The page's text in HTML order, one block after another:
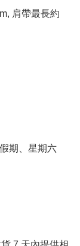
肩帶最長約
期、星期六